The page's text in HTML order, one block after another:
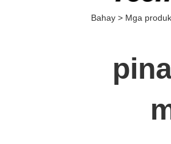
Bahay > Mga